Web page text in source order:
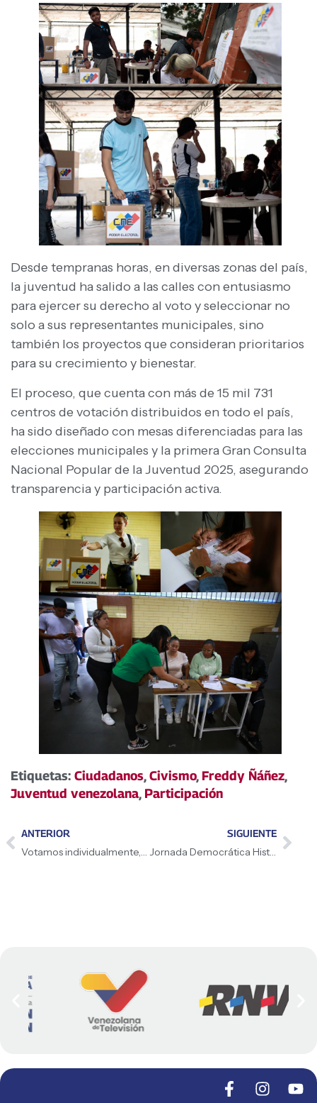
Desde tempranas horas, en diversas zonas del país,
la juventud ha salido a las calles con entusiasmo
para ejercer su derecho al voto y seleccionar no
solo a sus representantes municipales, sino
también los proyectos que consideran prioritarios
para su crecimiento y bienestar.
El proceso, que cuenta con más de 15 mil 731
centros de votación distribuidos en todo el país,
ha sido diseñado con mesas diferenciadas para las
elecciones municipales y la primera Gran Consulta
Nacional Popular de la Juventud 2025, asegurando
transparencia y participación activa.
Etiquetas: Ciudadanos,Civismo, Freddy Ñáñez,
Juventud venezolana, Participación
ANTERIOR
Votamos individualmente, pero pensamos en colectivo
SIGUIENTE
Jornada Democrática Histórica en Venezuela